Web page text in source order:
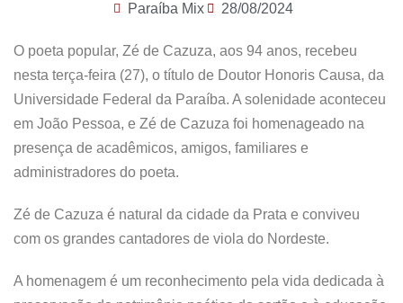
Paraíba Mix 28/08/2024
O poeta popular, Zé de Cazuza, aos 94 anos, recebeu
nesta terça-feira (27), o título de Doutor Honoris Causa, da
Universidade Federal da Paraíba. A solenidade aconteceu
em João Pessoa, e Zé de Cazuza foi homenageado na
presença de acadêmicos, amigos, familiares e
administradores do poeta.
Zé de Cazuza é natural da cidade da Prata e conviveu
com os grandes cantadores de viola do Nordeste.
A homenagem é um reconhecimento pela vida dedicada à